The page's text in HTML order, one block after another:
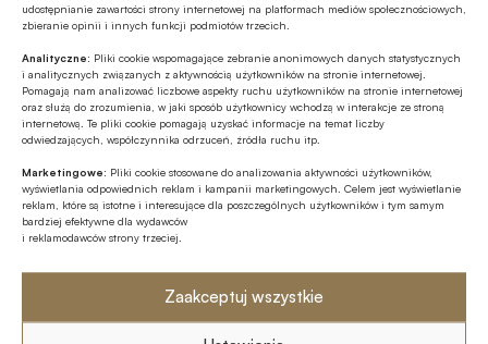
udostępnianie zawartości strony internetowej na platformach mediów społecznościowych,
zbieranie opinii i innych funkcji podmiotów trzecich.
Analityczne: Pliki cookie wspomagające zebranie anonimowych danych statystycznych
i analitycznych związanych z aktywnością użytkowników na stronie internetowej.
Pomagają nam analizować liczbowe aspekty ruchu użytkowników na stronie internetowej
oraz służą do zrozumienia, w jaki sposób użytkownicy wchodzą w interakcje ze stroną
internetową. Te pliki cookie pomagają uzyskać informacje na temat liczby
odwiedzających, współczynnika odrzuceń, źródła ruchu itp.
Marketingowe: Pliki cookie stosowane do analizowania aktywności użytkowników,
wyświetlania odpowiednich reklam i kampanii marketingowych. Celem jest wyświetlanie
reklam, które są istotne i interesujące dla poszczególnych użytkowników i tym samym
bardziej efektywne dla wydawców
i reklamodawców strony trzeciej.
Zaakceptuj wszystkie
Tagi
AI Act Bartłomiej Skowronek
Forum Bezpieczeństwa Banków / FBB GFT Poland
Splunk Sztuczna inteligencja / AI